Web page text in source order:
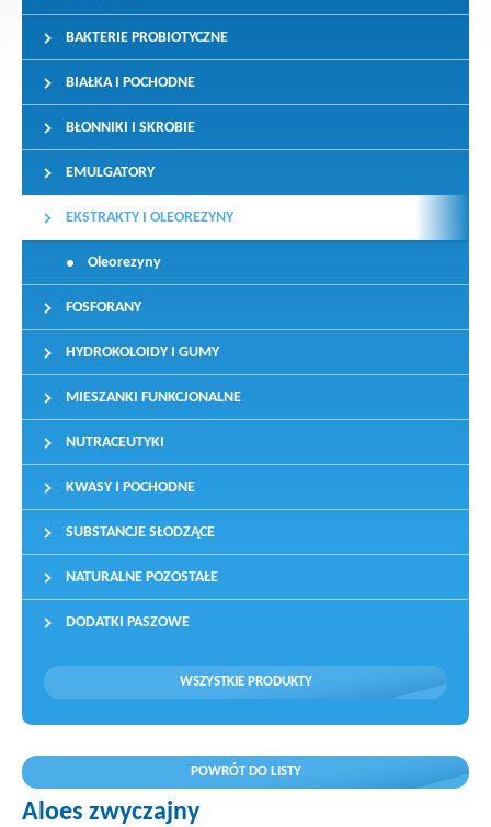
BAKTERIE PROBIOTYCZNE
BIAŁKA I POCHODNE
BŁONNIKI I SKROBIE
EMULGATORY
EKSTRAKTY I OLEOREZYNY
Oleorezyny
FOSFORANY
HYDROKOLOIDY I GUMY
MIESZANKI FUNKCJONALNE
NUTRACEUTYKI
KWASY I POCHODNE
SUBSTANCJE SŁODZĄCE
NATURALNE POZOSTAŁE
DODATKI PASZOWE
WSZYSTKIE PRODUKTY
POWRÓT DO LISTY
Aloes zwyczajny